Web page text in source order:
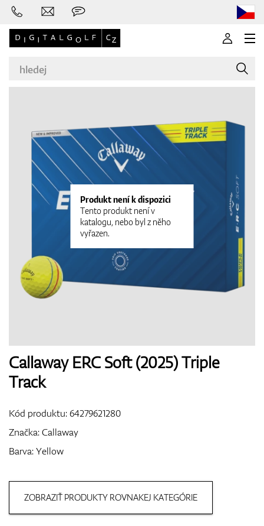
Značky
Golfové hole
Vozíky
Produkt není k dispozici
Tento produkt není v
katalogu, nebo byl z něho
vyřazen.
Callaway ERC Soft (2025) Triple
Track
Kód produktu:64279621280
Značka:Callaway
Barva: Yellow
ZOBRAZIŤ PRODUKTY ROVNAKEJ KATEGÓRIE